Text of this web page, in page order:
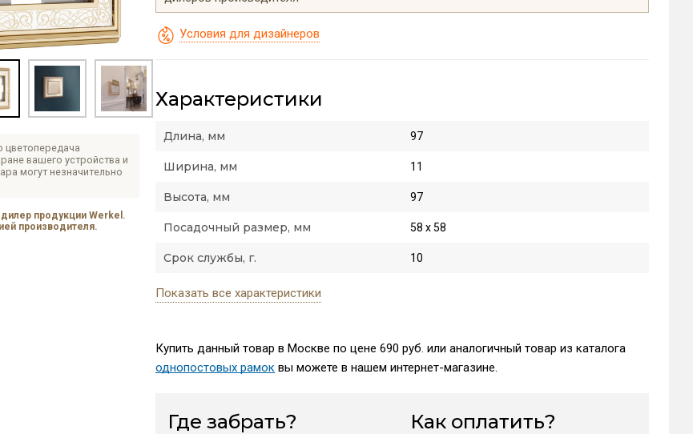
цветопередача
вашего устройства и
могут незначительно
продукции Werkel.
производителя.
Условия для дизайнеров
Характеристики
Длина, мм 97
Ширина, мм 11
Высота, мм 97
Посадочный размер, мм 58 х 58
Срок службы, г. 10
Показать все характеристики
Купить данный товар в Москве по цене 690 руб. или аналогичный товар из каталога
однопостовых рамок вы можете в нашем интернет-магазине.
Где забрать? Как оплатить?